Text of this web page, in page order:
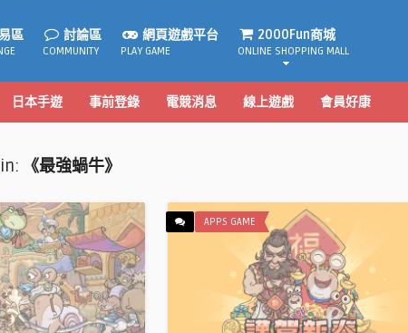
區 討論區
COMMUNITY
網頁遊戲平台
PLAY GAME
2000Fun商城
ONLINE SHOPPING MALL
日本手遊 事前登錄 電競消息 線上遊戲 會員好康
《最強蝸牛》
APPS GAME